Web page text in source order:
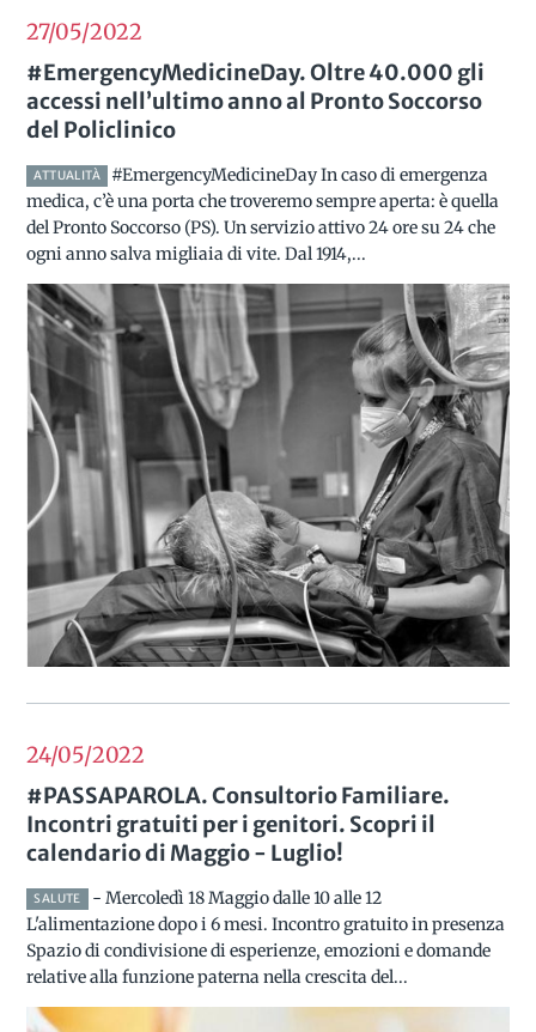
27/052022
#EmergencyMedicineDay. Oltre 40.000 gli
accessi nell’ultimo anno al Pronto Soccorso
del Policlinico
ATTUALITÀ
#EmergencyMedicineDay In caso di emergenza
medica, c’è una porta che troveremo sempre aperta: è quella
del Pronto Soccorso (PS). Un servizio attivo 24 ore su 24 che
ogni anno salva migliaia di vite. Dal 1914,...
24/052022
#PASSAPAROLA. Consultorio Familiare.
Incontri gratuiti per i genitori. Scopri il
calendario di Maggio - Luglio!
SALUTE
- Mercoledì 18 Maggio dalle 10 alle 12
L'alimentazione dopo i 6 mesi. Incontro gratuito in presenza
Spazio di condivisione di esperienze, emozioni e domande
relative alla funzione paterna nella crescita del...